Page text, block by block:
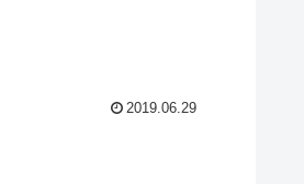
2019.06.29